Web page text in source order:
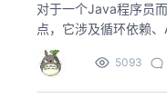
对于一个Java程序员
点，它涉及循环依赖
5093